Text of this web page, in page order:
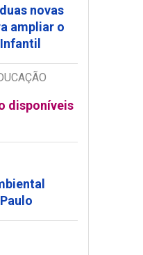
novas
ampliar o
disponíveis